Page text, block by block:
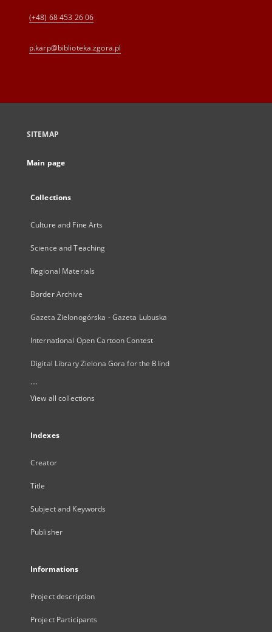
(+48) 68 453 26 06
p.karp@biblioteka.zgora.pl
SITEMAP
Main page
Collections
Culture and Fine Arts
Science and Teaching
Regional Materials
Border Archive
Gazeta Zielonogórska - Gazeta Lubuska
International Open Cartoon Contest
Digital Library Zielona Gora for the Blind
...
View all collections
Indexes
Creator
Title
Subject and Keywords
Publisher
Informations
Project description
Project Participants